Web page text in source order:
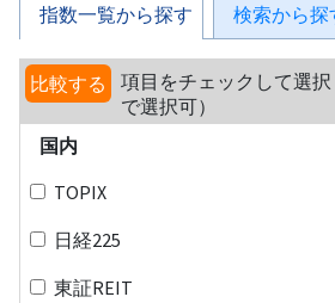
指数一覧から探す 検索から探
比較する
項目をチェックして選択
で選択可）
国内
TOPIX
日経225
東証REIT